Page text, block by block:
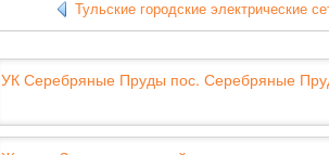
Тульские городские электрические
УК Серебряные Пруды пос. Серебряные